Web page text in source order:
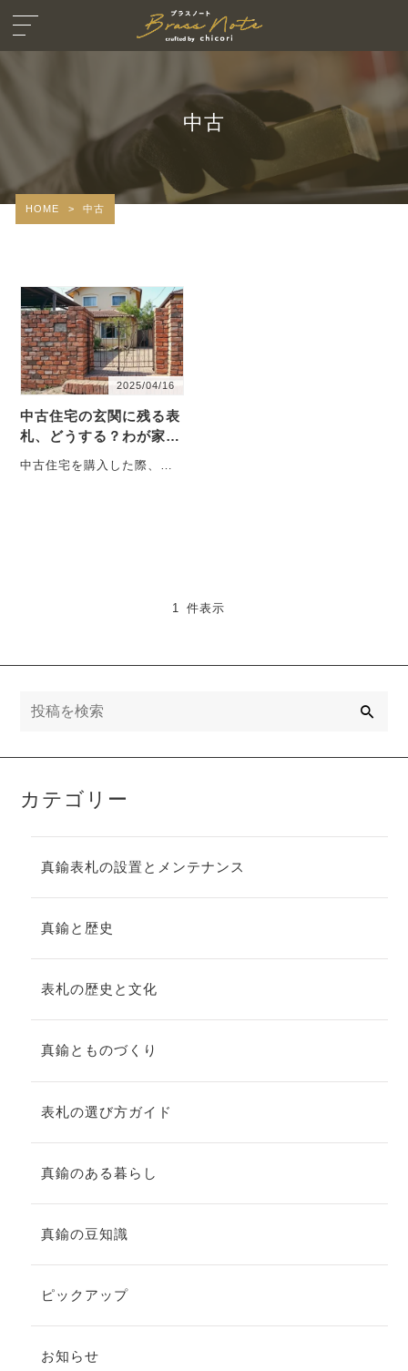
中古
HOME > 中古
2025/04/16
中古住宅の玄関に残る表
札、どうする？わが家ら
しさは真鍮で整える
中古住宅を購入した際、以
1 件表示
カテゴリー
真鍮表札の設置とメンテナンス
真鍮と歴史
表札の歴史と文化
真鍮とものづくり
表札の選び方ガイド
真鍮のある暮らし
真鍮の豆知識
ピックアップ
お知らせ